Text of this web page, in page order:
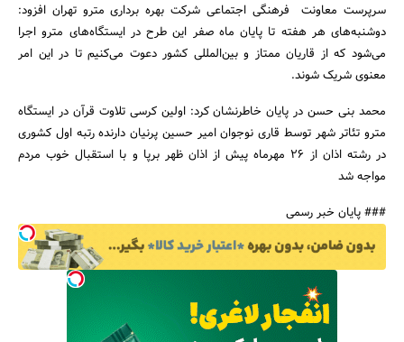
جستجو
سرپرست معاونت فرهنگی اجتماعی شرکت بهره برداری مترو تهران افزود:
دوشنبه‌های هر هفته تا پایان ماه صفر این طرح در ایستگاه‌های مترو اجرا
می‌شود که از قاریان ممتاز و بین‌المللی کشور دعوت می‌کنیم تا در این امر
معنوی شریک شوند.
محمد بنی حسن در پایان خاطرنشان کرد: اولین کرسی تلاوت قرآن در ایستگاه
مترو تئاتر شهر توسط قاری نوجوان امیر حسین پرنیان دارنده رتبه اول کشوری
در رشته اذان از 26 مهرماه پیش از اذان ظهر برپا و با استقبال خوب مردم
مواجه شد
### پایان خبر رسمی